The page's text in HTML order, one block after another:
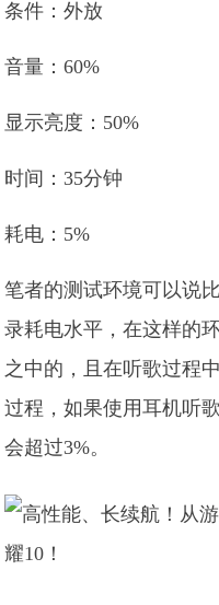
条件：外放
音量：60%
显示亮度：50%
时间：35分钟
耗电：5%
笔者的测试环境可以说
录耗电水平，在这样的
之中的，且在听歌过程
过程，如果使用耳机听
会超过3%。